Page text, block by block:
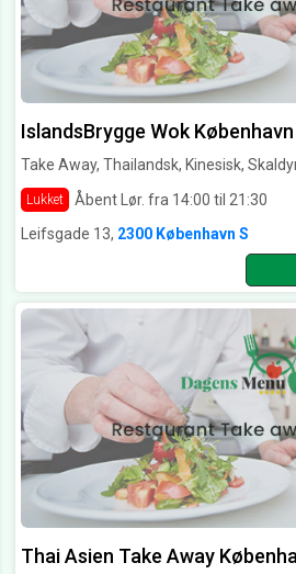
IslandsBrygge Wok København
Take Away, Thailandsk, Kinesisk,
Lukket
Åbent Lør. fra 14:00 til 21:30
Leifsgade 13, 2300 København S
Thai Asien Take Away